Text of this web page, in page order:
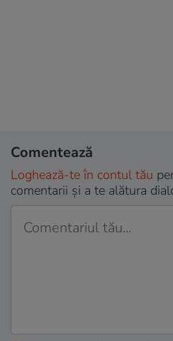
Comentează
Loghează-te în contul tău
comentarii și a te alătura